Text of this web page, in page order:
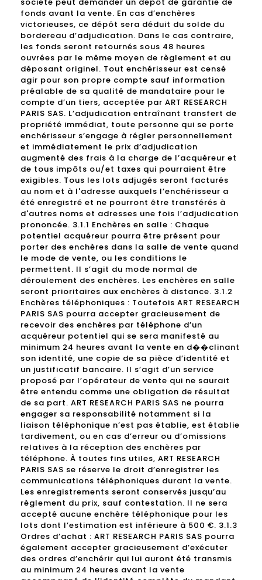
fonds avant la vente. En cas d’enchères
victorieuses, ce dépôt sera déduit du solde du
bordereau d’adjudication. Dans le cas contraire,
les fonds seront retournés sous 48 heures
ouvrées par le même moyen de règlement et au
déposant originel. Tout enchérisseur est censé
agir pour son propre compte sauf information
préalable de sa qualité de mandataire pour le
compte d’un tiers, acceptée par ART RESEARCH
PARIS SAS. L’adjudication entraînant transfert de
propriété immédiat, toute personne qui se porte
enchérisseur s’engage à régler personnellement
et immédiatement le prix d’adjudication
augmenté des frais à la charge de l’acquéreur et
de tous impôts ou/et taxes qui pourraient être
exigibles. Tous les lots adjugés seront facturés
au nom et à l'adresse auxquels l’enchérisseur a
été enregistré et ne pourront être transférés à
d'autres noms et adresses une fois l’adjudication
prononcée. 3.1.1 Enchères en salle : Chaque
potentiel acquéreur pourra être présent pour
porter des enchères dans la salle de vente quand
le mode de vente, ou les conditions le
permettent. Il s’agit du mode normal de
déroulement des enchères. Les enchères en salle
seront prioritaires aux enchères à distance. 3.1.2
Enchères téléphoniques : Toutefois ART RESEARCH
PARIS SAS pourra accepter gracieusement de
recevoir des enchères par téléphone d’un
acquéreur potentiel qui se sera manifesté au
minimum 24 heures avant la vente en d��clinant
son identité, une copie de sa pièce d’identité et
un justificatif bancaire. Il s’agit d’un service
proposé par l’opérateur de vente qui ne saurait
être entendu comme une obligation de résultat
de sa part. ART RESEARCH PARIS SAS ne pourra
engager sa responsabilité notamment si la
liaison téléphonique n’est pas établie, est établie
tardivement, ou en cas d’erreur ou d’omissions
relatives à la réception des enchères par
téléphone. À toutes fins utiles, ART RESEARCH
PARIS SAS se réserve le droit d’enregistrer les
communications téléphoniques durant la vente.
Les enregistrements seront conservés jusqu’au
règlement du prix, sauf contestation. Il ne sera
accepté aucune enchère téléphonique pour les
lots dont l’estimation est inférieure à 500 €. 3.1.3
Ordres d’achat : ART RESEARCH PARIS SAS pourra
également accepter gracieusement d’exécuter
des ordres d’enchérir qui lui auront été transmis
au minimum 24 heures avant la vente